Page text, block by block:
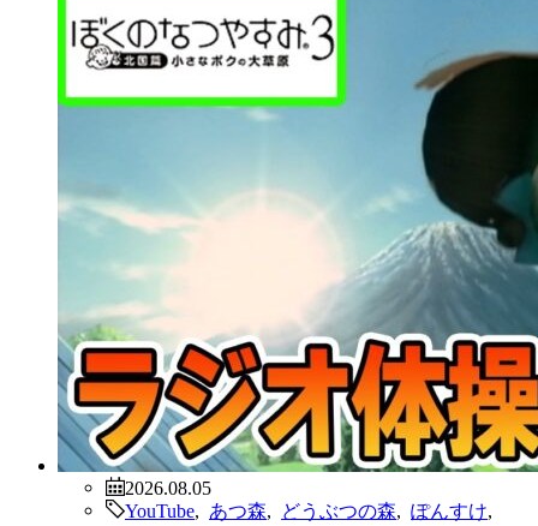
2026.08.05
YouTube
あつ森 どうぶつの森 ぽんすけ